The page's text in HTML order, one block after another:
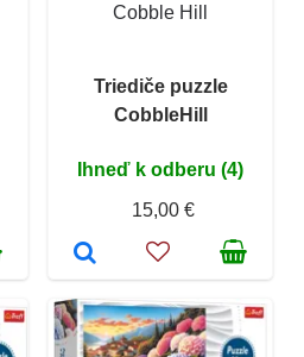
Cobble Hill
Triediče puzzle
CobbleHill
Ihneď k odberu (4)
15,00 €